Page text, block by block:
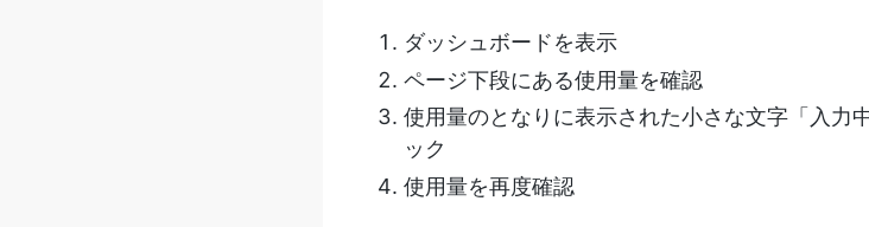
ダッシュボードを表示
ページ下段にある使用量を確認
使用量のとなりに表示された小さな文字「入力
ック
使用量を再度確認